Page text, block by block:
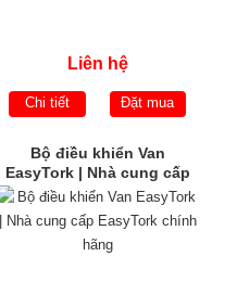
Liên hệ
Chi tiết Đặt mua
Bộ điều khiển Van
EasyTork | Nhà cung cấp
EasyTork chính hãng